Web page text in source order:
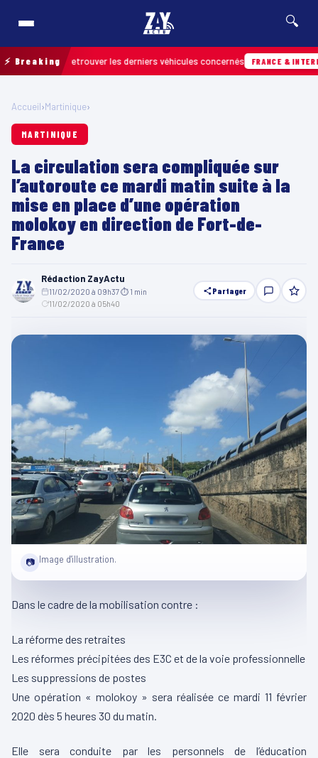
🔍
⚡ Breaking
pour retrouver les derniers véhicules concernés FRANCE &
Accueil›Martinique›
MARTINIQUE
La circulation sera compliquée sur
l’autoroute ce mardi matin suite à la
mise en place d’une opération
molokoy en direction de Fort-de-
France
Rédaction ZayActu
11/02/2020 à 09h37⏱ 1 min
11/02/2020 à 05h40
Partager
📷 Image d'illustration.
Dans le cadre de la mobilisation contre :
La réforme des retraites
Les réformes précipitées des E3C et de la voie professionnelle
Les suppressions de postes
Une opération « molokoy » sera réalisée ce mardi 11 février
2020 dès 5 heures 30 du matin.
Elle sera conduite par les personnels de l’éducation